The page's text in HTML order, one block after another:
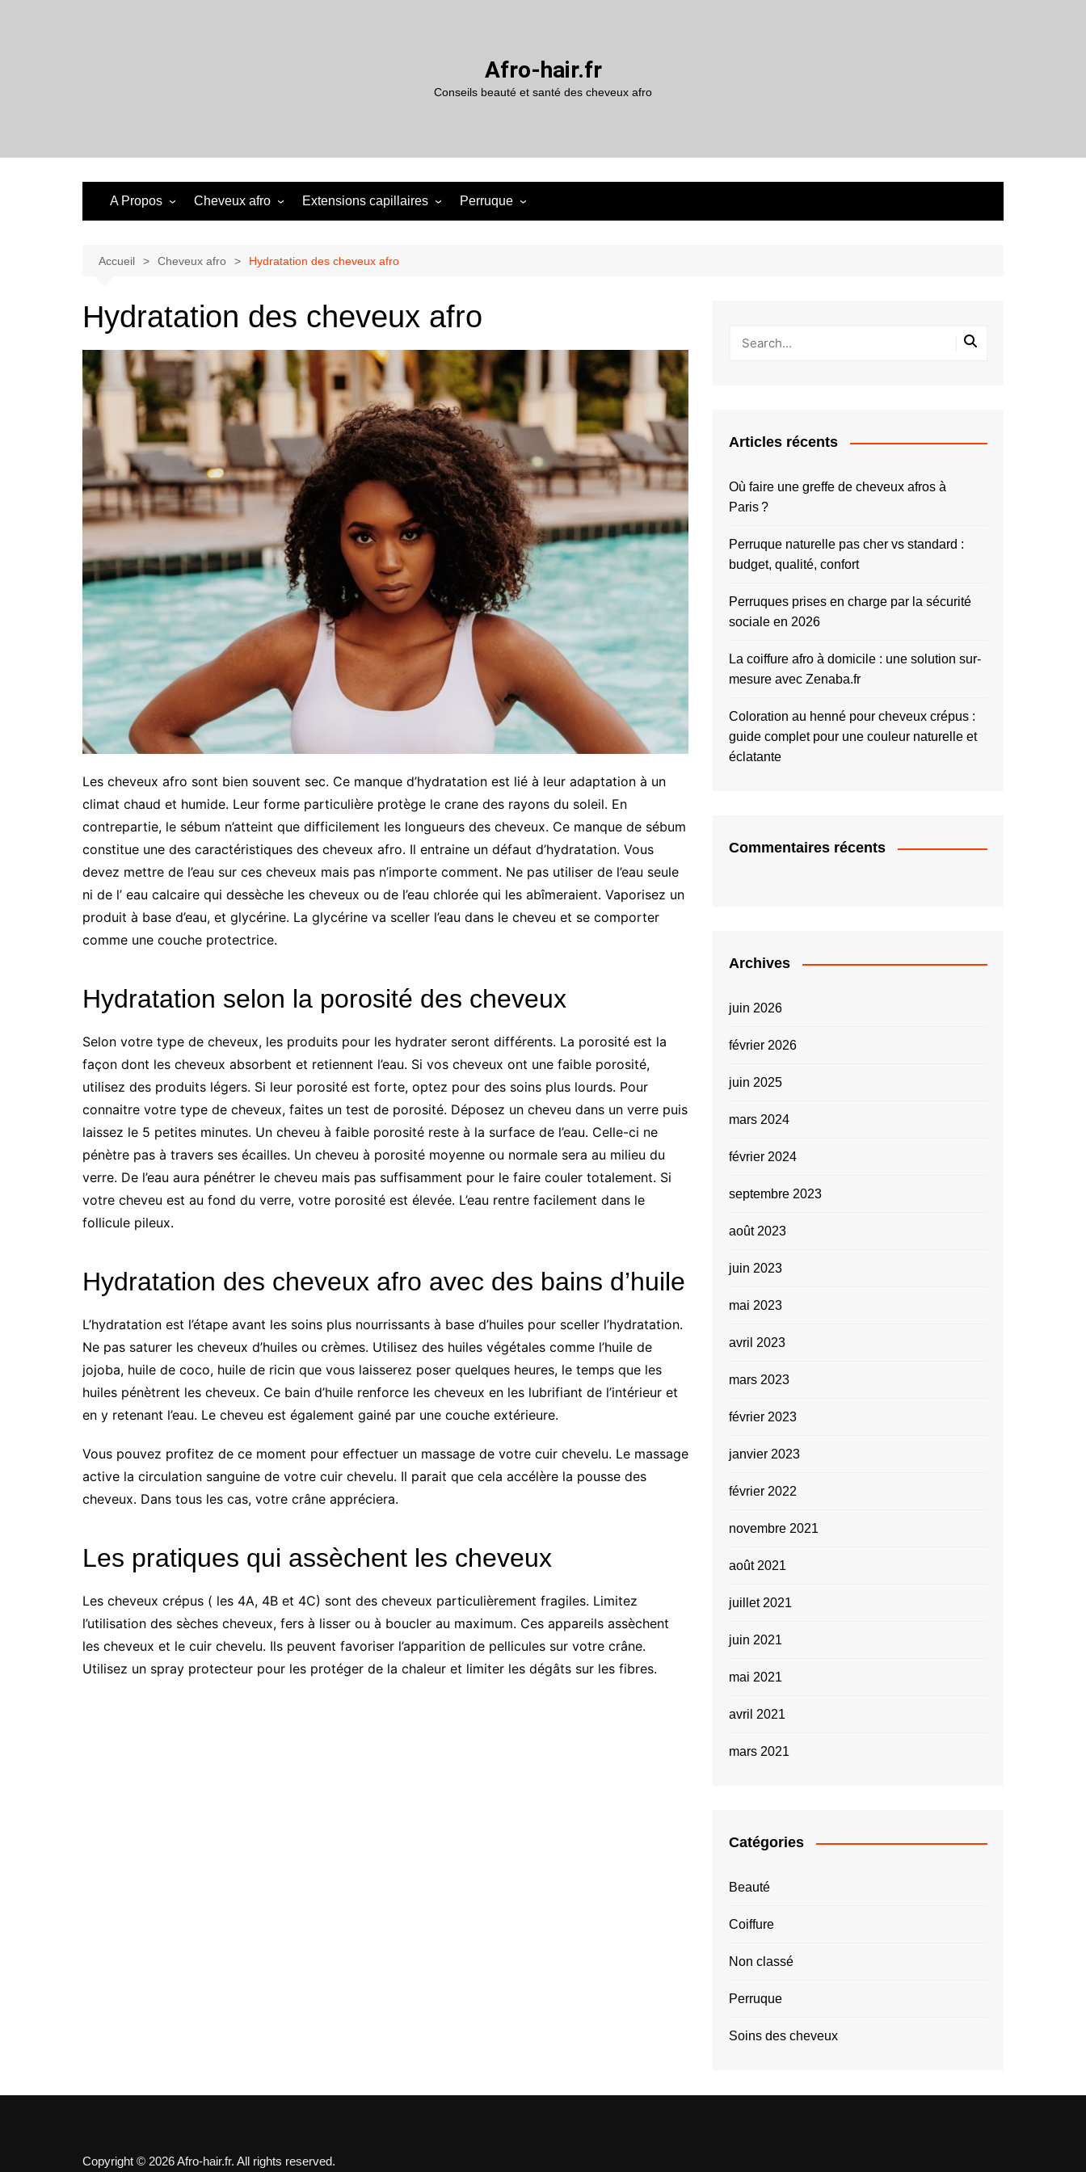
Afro-hair.fr
Conseils beauté et santé des cheveux afro
A Propos Cheveux afro Extensions capillaires Perruque
Accueil Cheveux afro Hydratation des cheveux afro
Hydratation des cheveux afro
Les cheveux afro sont bien souvent sec. Ce manque d’hydratation est lié à leur adaptation à un
climat chaud et humide. Leur forme particulière protège le crane des rayons du soleil. En
contrepartie, le sébum n’atteint que difficilement les longueurs des cheveux. Ce manque de sébum
constitue une des caractéristiques des cheveux afro. Il entraine un défaut d’hydratation. Vous
devez mettre de l’eau sur ces cheveux mais pas n’importe comment. Ne pas utiliser de l’eau seule
ni de l’ eau calcaire qui dessèche les cheveux ou de l’eau chlorée qui les abîmeraient. Vaporisez un
produit à base d’eau, et glycérine. La glycérine va sceller l’eau dans le cheveu et se comporter
comme une couche protectrice.
Hydratation selon la porosité des cheveux
Selon votre type de cheveux, les produits pour les hydrater seront différents. La porosité est la
façon dont les cheveux absorbent et retiennent l’eau. Si vos cheveux ont une faible porosité,
utilisez des produits légers. Si leur porosité est forte, optez pour des soins plus lourds. Pour
connaitre votre type de cheveux, faites un test de porosité. Déposez un cheveu dans un verre puis
laissez le 5 petites minutes. Un cheveu à faible porosité reste à la surface de l’eau. Celle-ci ne
pénètre pas à travers ses écailles. Un cheveu à porosité moyenne ou normale sera au milieu du
verre. De l’eau aura pénétrer le cheveu mais pas suffisamment pour le faire couler totalement. Si
votre cheveu est au fond du verre, votre porosité est élevée. L’eau rentre facilement dans le
follicule pileux.
Hydratation des cheveux afro avec des bains d’huile
L’hydratation est l’étape avant les soins plus nourrissants à base d’huiles pour sceller l’hydratation.
Ne pas saturer les cheveux d’huiles ou crèmes. Utilisez des huiles végétales comme l’huile de
jojoba, huile de coco, huile de ricin que vous laisserez poser quelques heures, le temps que les
huiles pénètrent les cheveux. Ce bain d’huile renforce les cheveux en les lubrifiant de l’intérieur et
en y retenant l’eau. Le cheveu est également gainé par une couche extérieure.
Vous pouvez profitez de ce moment pour effectuer un massage de votre cuir chevelu. Le massage
active la circulation sanguine de votre cuir chevelu. Il parait que cela accélère la pousse des
cheveux. Dans tous les cas, votre crâne appréciera.
Les pratiques qui assèchent les cheveux
Les cheveux crépus ( les 4A, 4B et 4C) sont des cheveux particulièrement fragiles. Limitez
l’utilisation des sèches cheveux, fers à lisser ou à boucler au maximum. Ces appareils assèchent
les cheveux et le cuir chevelu. Ils peuvent favoriser l’apparition de pellicules sur votre crâne.
Utilisez un spray protecteur pour les protéger de la chaleur et limiter les dégâts sur les fibres.
Articles récents
Où faire une greffe de cheveux afros à
Paris ?
Perruque naturelle pas cher vs standard :
budget, qualité, confort
Perruques prises en charge par la sécurité
sociale en 2026
La coiffure afro à domicile : une solution sur-
mesure avec Zenaba.fr
Coloration au henné pour cheveux crépus :
guide complet pour une couleur naturelle et
éclatante
Commentaires récents
Archives
juin 2026
février 2026
juin 2025
mars 2024
février 2024
septembre 2023
août 2023
juin 2023
mai 2023
avril 2023
mars 2023
février 2023
janvier 2023
février 2022
novembre 2021
août 2021
juillet 2021
juin 2021
mai 2021
avril 2021
mars 2021
Catégories
Beauté
Coiffure
Non classé
Perruque
Soins des cheveux
Copyright © 2026 Afro-hair.fr. All rights reserved.